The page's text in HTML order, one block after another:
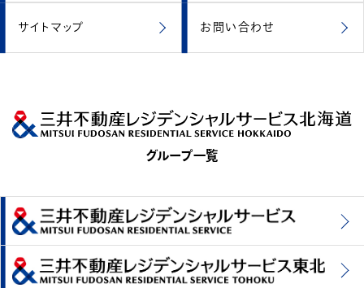
サイトマップ お問い合わせ
グループ一覧